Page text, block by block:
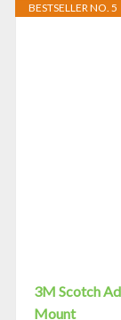
BESTSELLER NO. 5
3M Scotch
Mount